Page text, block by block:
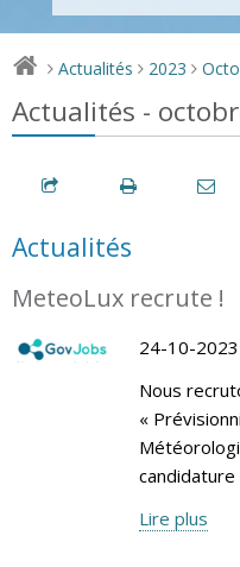
> Actualités > 2023 >
Actualités -
Actualités
MeteoLux recrute !
24-10-2023
Nous
«
Lire plus